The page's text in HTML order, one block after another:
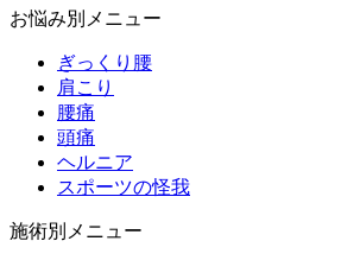
お悩み別メニュー
ぎっくり腰
肩こり
腰痛
頭痛
ヘルニア
スポーツの怪我
施術別メニュー